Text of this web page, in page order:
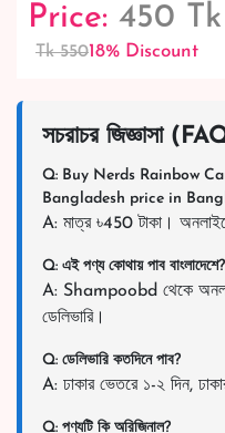
Price: 450 Tk
Tk 55018% Discount
সচরাচর জিজ্ঞাসা
Q: Buy Nerds Rainbow
Bangladesh price in
A: মাত্র ৳450 টাকা।
Q: এই পণ্য কোথায় পাব বাংলাদেশে?
A: Shampoobd থেকে
ডেলিভারি।
Q: ডেলিভারি কতদিনে পাব?
A: ঢাকার ভেতরে ১-২ দিন,
Q: পণ্যটি কি অরিজিনাল?